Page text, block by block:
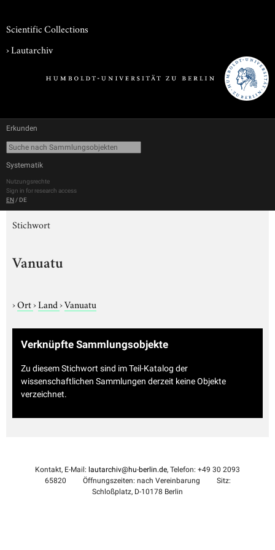
Scientific Collections
›Lautarchiv
Erkunden
Systematik
Nutzungsrechte
Sign in for research access
EN / DE
Stichwort
Vanuatu
›Ort›Land›Vanuatu
Verknüpfte Sammlungsobjekte
Zu diesem Stichwort sind im Teil-Katalog der
wissenschaftlichen Sammlungen derzeit keine Objekte
verzeichnet.
Kontakt, E-Mail: lautarchiv@hu-berlin.de, Telefon: +49 30 2093
65820
Öffnungszeiten: nach Vereinbarung
Sitz:
Schloßplatz, D-10178 Berlin